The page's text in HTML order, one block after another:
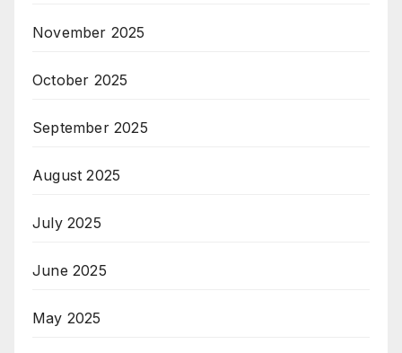
November 2025
October 2025
September 2025
August 2025
July 2025
June 2025
May 2025